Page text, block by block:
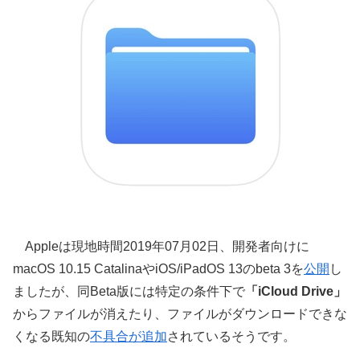
Appleは現地時間2019年07月02日、開発者向けに
macOS 10.15 CatalinaやiOS/iPadOS 13のbeta 3を公開 し
ましたが、同Beta版には特定の条件下で 「iCloud Drive」
からファイルが消えたり、ファイルがダウンロードできな
くなる既知の不具合が追加されているそうです。